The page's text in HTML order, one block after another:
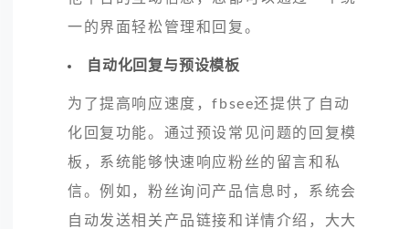
一的界面轻松管理和回复。
自动化回复与预设模板
为了提高响应速度，fbsee还提供了自动
化回复功能。通过预设常见问题的回复模
板，系统能够快速响应粉丝的留言和私
信。例如，粉丝询问产品信息时，系统会
自动发送相关产品链接和详情介绍，大大